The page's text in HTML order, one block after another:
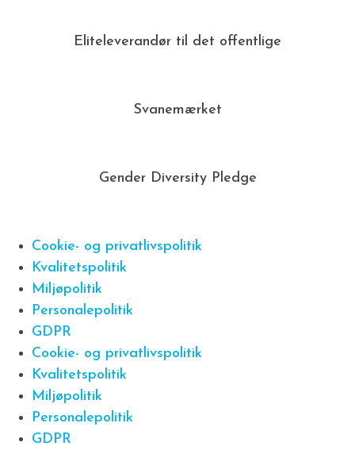
Eliteleverandør til det offentlige
Svanemærket
Gender Diversity Pledge
Cookie- og privatlivspolitik
Kvalitetspolitik
Miljøpolitik
Personalepolitik
GDPR
Cookie- og privatlivspolitik
Kvalitetspolitik
Miljøpolitik
Personalepolitik
GDPR